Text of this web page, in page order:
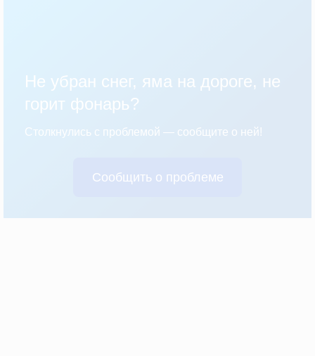
Не убран снег, яма на дороге, не
горит фонарь?
Столкнулись с проблемой — сообщите о ней!
Сообщить о проблеме